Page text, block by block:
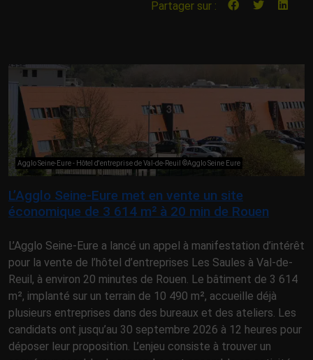
Partager sur :
Agglo Seine-Eure - Hôtel d'entreprise de Val-de-Reuil ©Agglo Seine Eure
L’Agglo Seine-Eure met en vente un site
économique de 3 614 m² à 20 min de Rouen
L’Agglo Seine-Eure a lancé un appel à manifestation d’intérêt
pour la vente de l’hôtel d’entreprises Les Saules à Val-de-
Reuil, à environ 20 minutes de Rouen. Le bâtiment de 3 614
m², implanté sur un terrain de 10 490 m², accueille déjà
plusieurs entreprises dans des bureaux et des ateliers. Les
candidats ont jusqu’au 30 septembre 2026 à 12 heures pour
déposer leur proposition. L’enjeu consiste à trouver un